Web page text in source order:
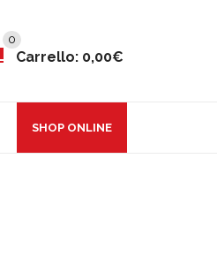
0
Carrello: 0,00€
SHOP ONLINE